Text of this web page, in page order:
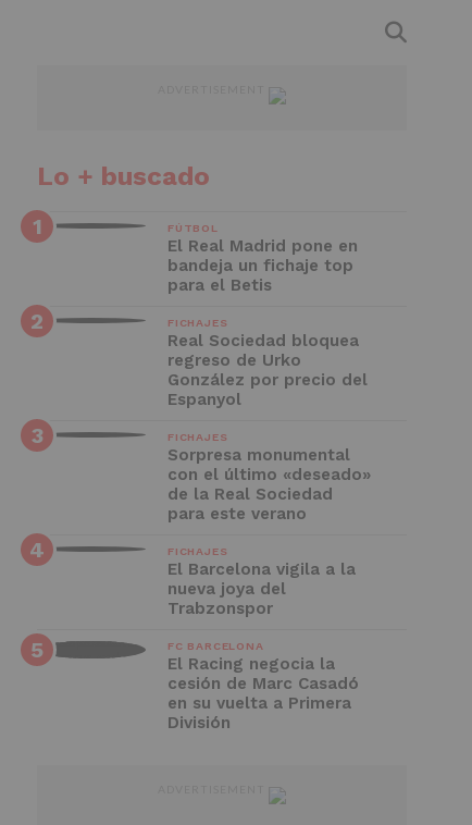
Lo + buscado
FÚTBOL
El Real Madrid pone en
bandeja un fichaje top
para el Betis
FICHAJES
Real Sociedad bloquea
regreso de Urko
González por precio del
Espanyol
FICHAJES
Sorpresa monumental
con el último «deseado»
de la Real Sociedad
para este verano
FICHAJES
El Barcelona vigila a la
nueva joya del
Trabzonspor
FC BARCELONA
El Racing negocia la
cesión de Marc Casadó
en su vuelta a Primera
División